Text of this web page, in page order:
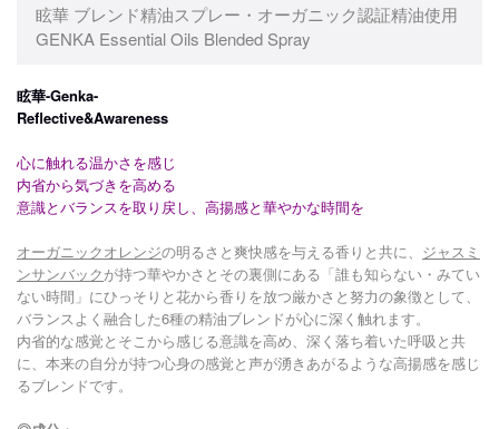
眩華 ブレンド精油スプレー・オーガニック認証精油使用
GENKA Essential Oils Blended Spray
眩華-Genka-
Reflective&Awareness
心に触れる温かさを感じ​
内省から気づきを高める​
意識とバランスを取り戻し、高揚感と華やかな時間を​
オーガニックオレンジの明るさと爽快感を与える香りと共に、 ジャスミ
ンサンバックが持つ華やかさとその裏側にある「誰も知らない・みてい
ない時間」にひっそりと花から香りを放つ厳かさと努力の象徴として、
バランスよく融合した6種の精油ブレンドが​心に深く触れます。
内省的な感覚とそこから感じる意識を高め、深く落ち着いた呼吸と共
に、本来の自分が持つ心身の感覚と声が湧きあがるような高揚感を感じ
るブレンドです。​